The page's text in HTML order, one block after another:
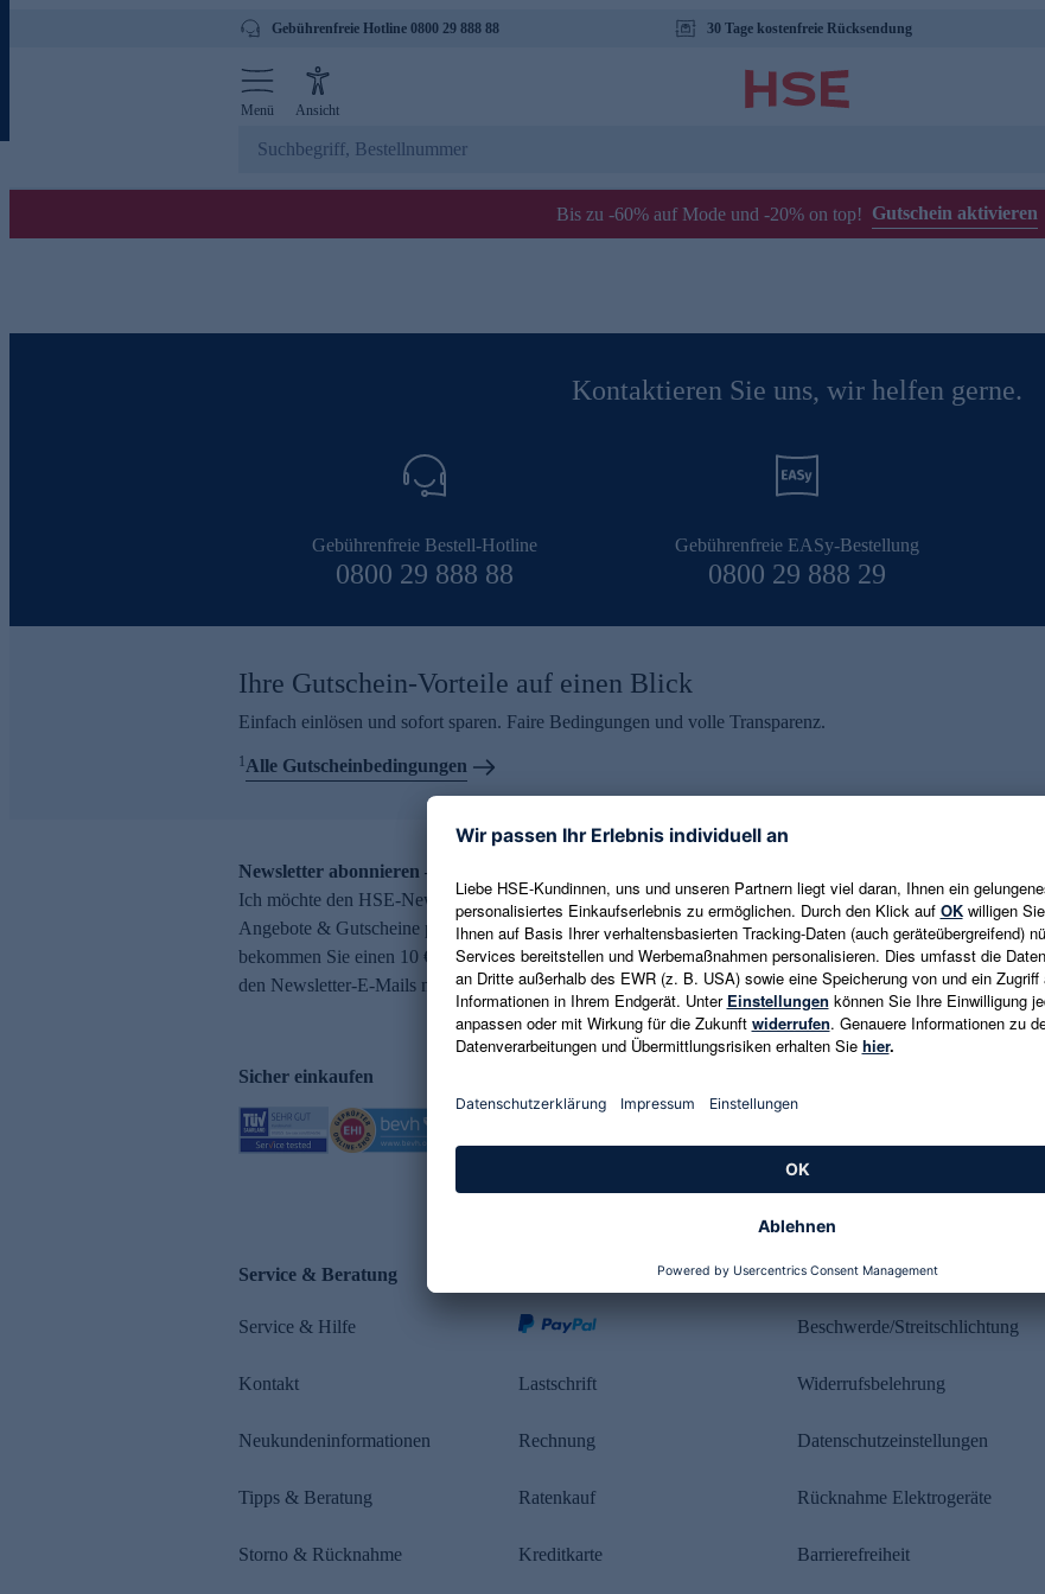
Gebührenfreie Hotline 0800 29 888 88 30 Tage kostenfreie Rücksendung
Menü Ansicht
Bis zu -60% auf Mode und -20% on top! Gutschein aktivieren
Kontaktieren Sie uns, wir helfen gerne.
Gebührenfreie Bestell-Hotline
0800 29 888 88
Gebührenfreie EASy-Bestellung
0800 29 888 29
Ihre Gutschein-Vorteile auf einen Blick
Einfach einlösen und sofort sparen. Faire Bedingungen und volle Transparenz.
1Alle Gutscheinbedingungen
Newsletter abonnieren – 10 € Gutschein erhalten
Ich möchte den HSE-Newsletter abonnieren und aktuelle Trends,
Angebote & Gutscheine per E-Mail erhalten. Als Dankeschön
bekommen Sie einen 10 € Gutschein. Eine Abmeldung ist jederzeit in
den Newsletter-E-Mails möglich.
E-Mail-Adresse eingeben
Es gelten die Datenschutzrichtlinien
Sicher einkaufen
Service & Beratung
Service & Hilfe
Kontakt
Neukundeninformationen
Tipps & Beratung
Storno & Rücknahme
Lastschrift
Rechnung
Ratenkauf
Kreditkarte
Rechtliches
Beschwerde/Streitschlichtung
Widerrufsbelehrung
Datenschutzeinstellungen
Rücknahme Elektrogeräte
Barrierefreiheit